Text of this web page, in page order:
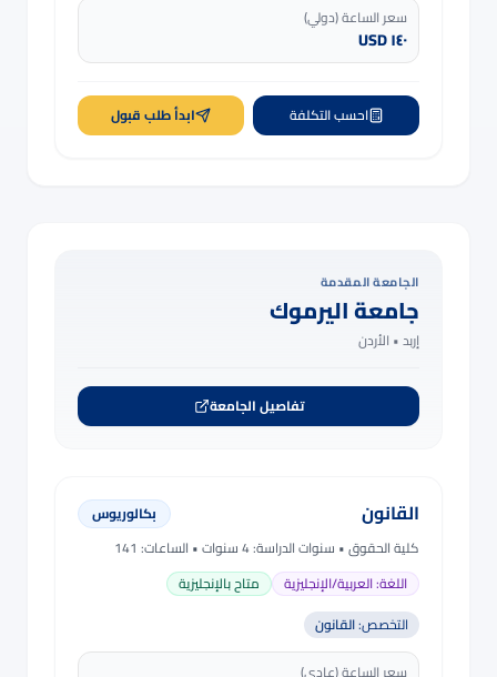
سعر الساعة (دولي)
١٤٠ USD
احسب التكلفة ابدأ طلب قبول
الجامعة المقدمة
جامعة اليرموك
إربد • الأردن
تفاصيل الجامعة
القانون
بكالوريوس
كلية الحقوق• سنوات الدراسة:4 سنوات
• الساعات: 141
اللغة:العربية/الإنجليزية
متاح بالإنجليزية
التخصص:القانون